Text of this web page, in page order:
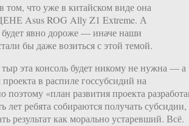
том, что уже в китайском виде она
Asus ROG Ally Z1 Extreme. А
будет явно дороже — иначе наши
бы даже возиться с этой темой.
эта консоль будет никому не нужна — а
в распиле госсубсидий на
поэтому «план развития проекта
лет ребята собираются получать субсидии,
результат как морально устаревший. Всё.